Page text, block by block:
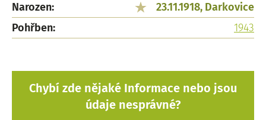
Narozen:
23.11.1918, Darkovice
Pohřben:
1943
Chybí zde nějaké Informace nebo jsou
údaje nesprávné?